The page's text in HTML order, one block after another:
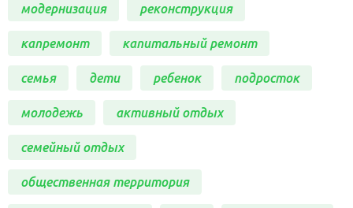
модернизация реконструкция
капремонт капитальный ремонт
семья дети ребенок подросток
молодежь активный отдых
семейный отдых
общественная территория